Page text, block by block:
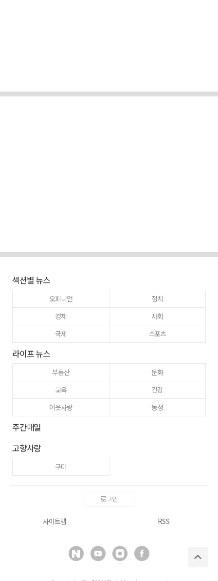
섹션별 뉴스
오피니언
정치
경제
사회
국제
스포츠
라이프 뉴스
부동산
문화
교육
건강
이웃사랑
동정
주간매일
고향사랑
구미
로그인
사이트맵 RSS